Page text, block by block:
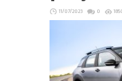
11/07/2023 0